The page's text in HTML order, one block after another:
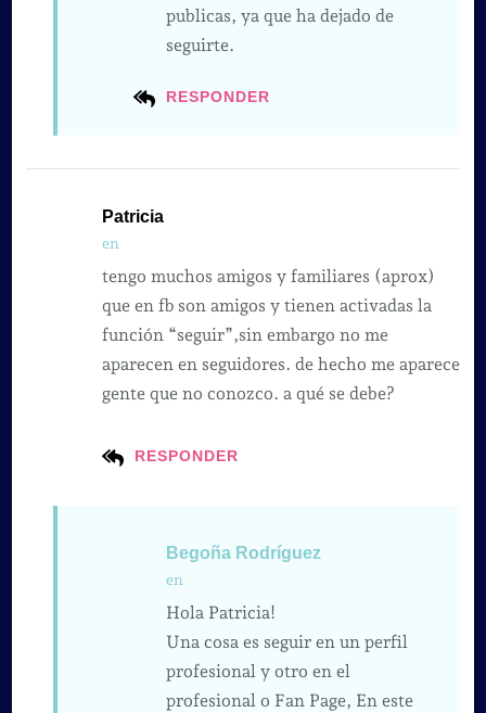
RESPONDER
publicas, ya que ha dejado de
seguirte.
Patricia
en
RESPONDER
tengo muchos amigos y familiares (aprox)
que en fb son amigos y tienen activadas la
función “seguir”,sin embargo no me
aparecen en seguidores. de hecho me aparece
gente que no conozco. a qué se debe?
Begoña Rodríguez
en
Hola Patricia!
Una cosa es seguir en un perfil
profesional y otro en el
profesional o Fan Page, En este